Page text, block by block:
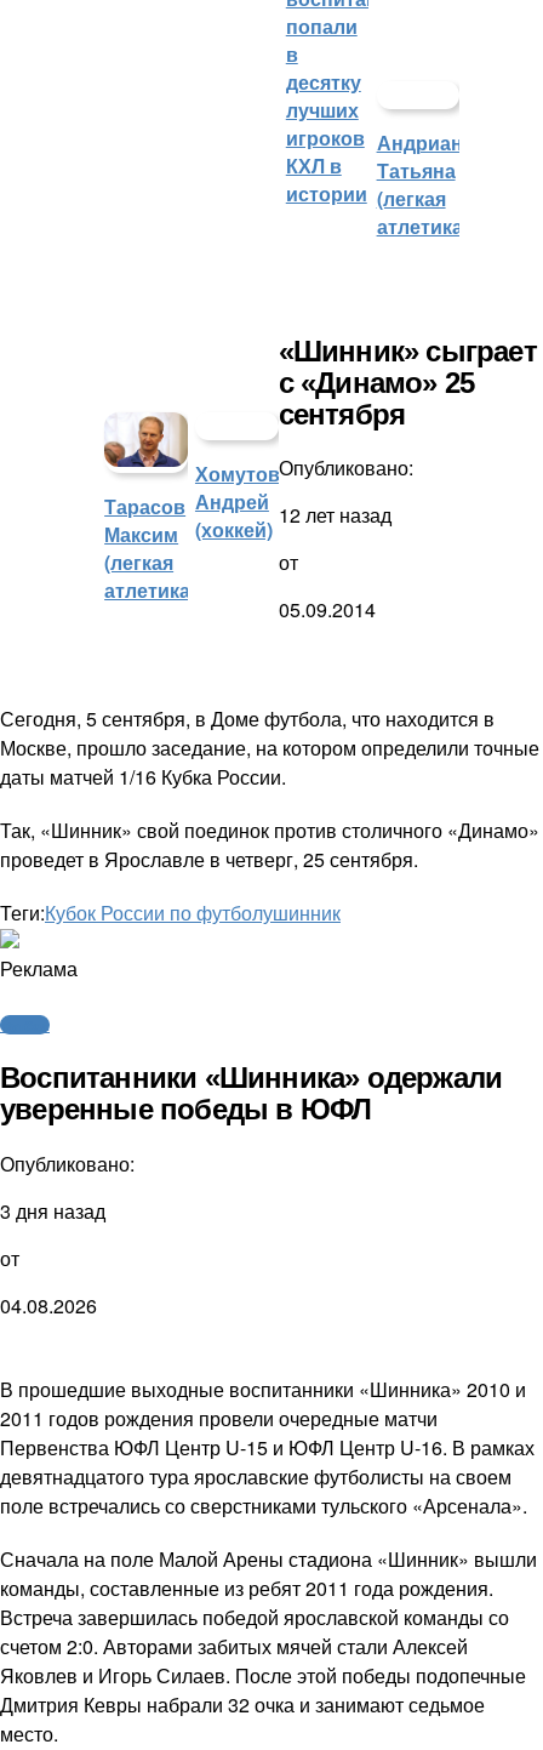
попали
в
десятку
лучших
игроков
КХЛ в
истории
Андрианова
Татьяна
(легкая
атлетика)
Тарасов
Максим
(легкая
атлетика)
Хомутов
Андрей
(хоккей)
«Шинник» сыграет
с «Динамо» 25
сентября
Опубликовано:
12 лет назад
от
05.09.2014
Сегодня, 5 сентября, в Доме футбола, что находится в
Москве, прошло заседание, на котором определили точные
даты матчей 1/16 Кубка России.
Так, «Шинник» свой поединок против столичного «Динамо»
проведет в Ярославле в четверг, 25 сентября.
Теги:Кубок России по футболушинник
Реклама
Футбол
Воспитанники «Шинника» одержали
уверенные победы в ЮФЛ
Опубликовано:
3 дня назад
от
04.08.2026
В прошедшие выходные воспитанники «Шинника» 2010 и
2011 годов рождения провели очередные матчи
Первенства ЮФЛ Центр U-15 и ЮФЛ Центр U-16. В рамках
девятнадцатого тура ярославские футболисты на своем
поле встречались со сверстниками тульского «Арсенала».
Сначала на поле Малой Арены стадиона «Шинник» вышли
команды, составленные из ребят 2011 года рождения.
Встреча завершилась победой ярославской команды со
счетом 2:0. Авторами забитых мячей стали Алексей
Яковлев и Игорь Силаев. После этой победы подопечные
Дмитрия Кевры набрали 32 очка и занимают седьмое
место.